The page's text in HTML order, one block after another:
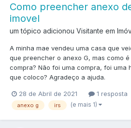
Como preencher anexo
imovel
um tópico adicionou Visitante em
A minha mae vendeu uma casa que
que preencher o anexo G, mas como
compra? Não foi uma compra, foi uma
que coloco? Agradeço a ajuda.
28 de Abril de 2021 1 resposta
anexo g irs (e mais 1)